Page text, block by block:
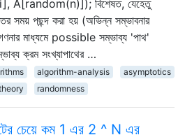
A[random(n)]); বিশেষত, যেহেতু
সময় পছন্দ করা হয় (অভিন্ন সম্ভাবনার
মাধ্যমে possible সম্ভাব্য 'পাথ'
ক্রম সংখ্যাপাথের …
algorithm-analysis
asymptotics
randomness
চেয়ে কম 1 এর 2 ^ N এর